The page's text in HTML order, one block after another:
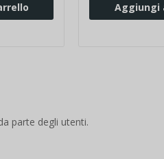
Aggiungi
parte degli utenti.